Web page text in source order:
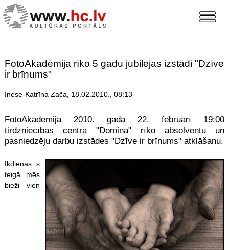
FotoAkadēmija rīko 5 gadu jubilejas izstādi "Dzīve
ir brīnums"
Inese-Katrīna Zača, 18.02.2010., 08:13
FotoAkadēmija 2010. gada 22. februārī 19:00
tirdzniecības centrā "Domina" rīko absolventu un
pasniedzēju darbu izstādes "Dzīve ir brīnums" atklāšanu.
Ikdienas s
teigā mēs
bieži vien